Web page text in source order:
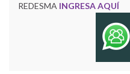
REDESMA INGRESA AQUÍ